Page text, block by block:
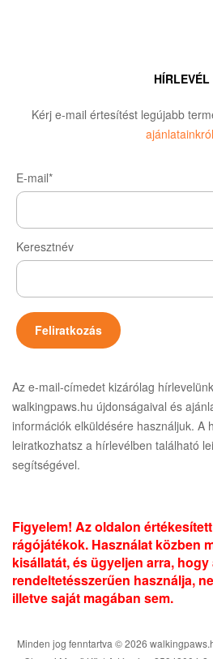
HÍRLEVÉL
Kérj e-mail értesítést legújabb
ajánlatainkról
E-mail*
Keresztnév
Az e-mail-címedet kizárólag
walkingpaws.hu újdonságaival és
információk elküldésére használjuk. A
leiratkozhatsz a hírlevélben található
segítségével.
Figyelem! Az oldalon
rágójátékok. Használat közben
kisállatát, és ügyeljen arra, hogy
rendeltetésszerűen használja,
illetve saját magában sem.
Minden jog fenntartva © 2026